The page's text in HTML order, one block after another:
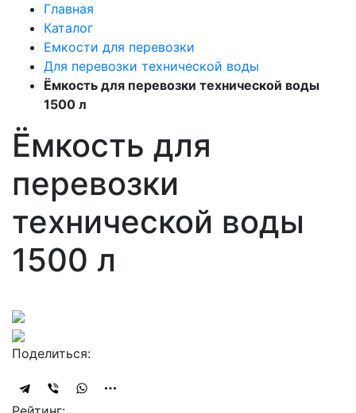
Главная
Каталог
Емкости для перевозки
Для перевозки технической воды
Ёмкость для перевозки технической воды
1500 л
Ёмкость для
перевозки
технической воды
1500 л
Поделиться: